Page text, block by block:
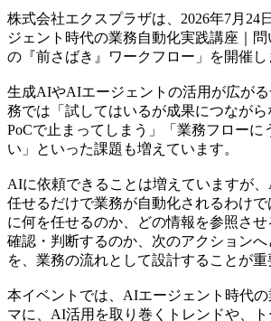
株式会社エクスプラザは、2026年7月24
ジェント時代の業務自動化実践講座｜
の『前さばき』ワークフロー」を開催し
生成AIやAIエージェントの活用が広が
務では「試してはいるが成果につなが
PoCで止まってしまう」「業務フローに
い」といった課題も増えています。
AIに依頼できることは増えていますが
任せるだけで業務が自動化されるわけ
に何を任せるのか、どの情報を参照さ
確認・判断するのか、次のアクション
を、業務の流れとして設計することが重
本イベントでは、AIエージェント時代
マに、AI活用を取り巻くトレンドや、